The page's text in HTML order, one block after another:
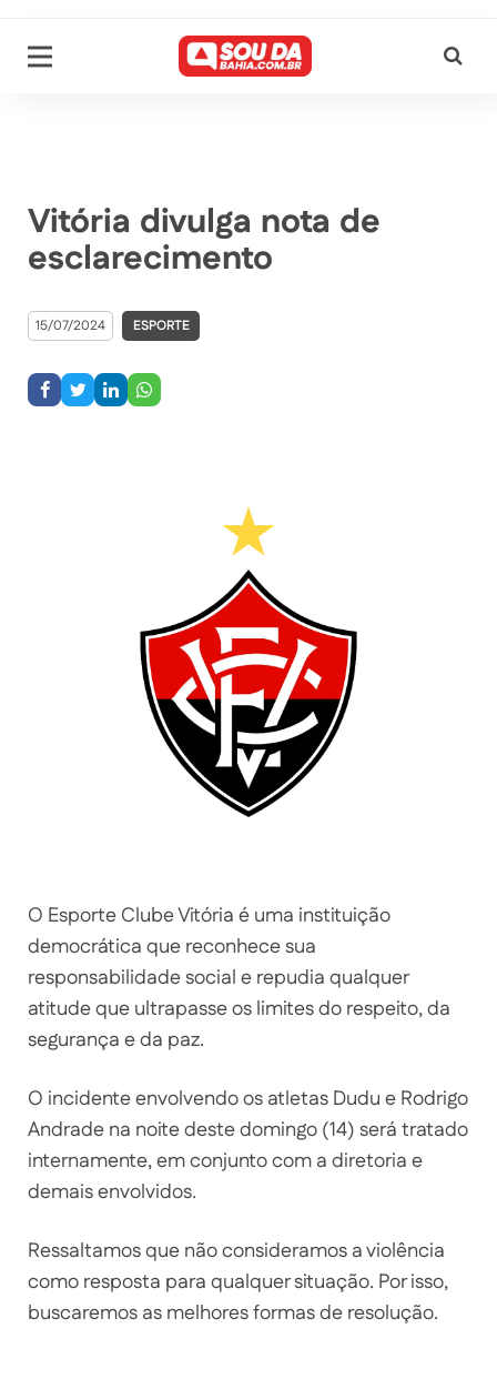
Vitória divulga nota de
esclarecimento
15/07/2024 ESPORTE
O Esporte Clube Vitória é uma instituição
democrática que reconhece sua
responsabilidade social e repudia qualquer
atitude que ultrapasse os limites do respeito, da
segurança e da paz.
O incidente envolvendo os atletas Dudu e Rodrigo
Andrade na noite deste domingo (14) será tratado
internamente, em conjunto com a diretoria e
demais envolvidos.
Ressaltamos que não consideramos a violência
como resposta para qualquer situação. Por isso,
buscaremos as melhores formas de resolução.